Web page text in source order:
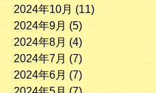
2024年10月 (11)
2024年9月 (5)
2024年8月 (4)
2024年7月 (7)
2024年6月 (7)